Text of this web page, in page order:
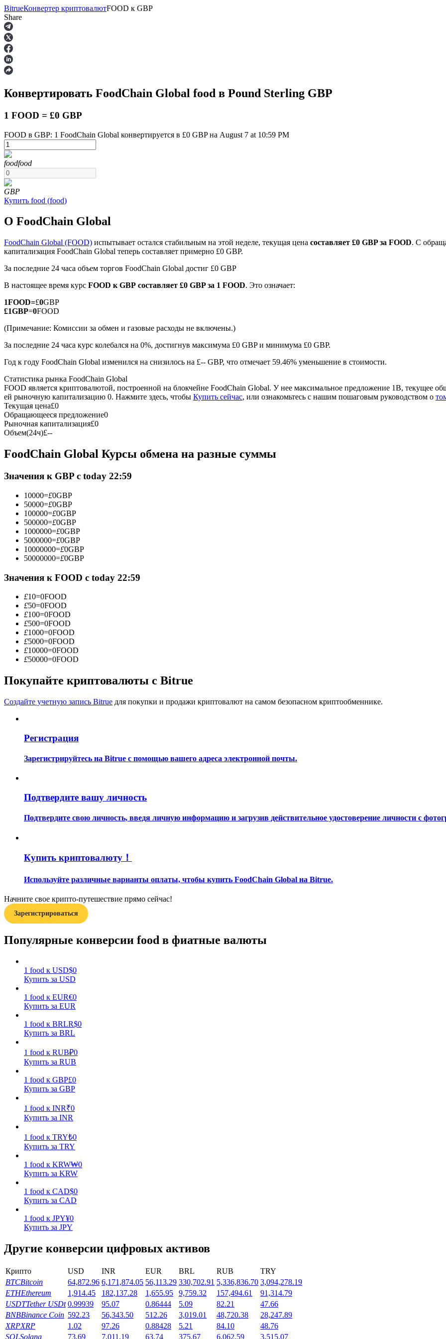
Фьючерсы
USDT-фьючерсы
Фьючерсы с использованием USDT в качестве обеспечения
Фьючерсы на COIN-M
Криптовалютные фьючерсы
Фьючерсы с использованием USDC в качестве обеспечения
Копирование торговли
Присоединяйтесь к лучшим трейдерам
Станьте копи-трейдером
Информация
Гид
Торговые стратегии
Узнайте, как оставаться прибыльным
Заработок
Получайте конкурентные награды ежедневно
BitrueКонвертер криптовалютFOOD к GBP
Share
Конвертировать FoodChain Global food в Pound Sterling GBP
1 FOOD = £0 GBP
FOOD в GBP: 1 FoodChain Global конвертируется в £0 GBP на August 7 at 10:59 PM
foodfood
GBP
Купить food (food)
О FoodChain Global
FoodChain Global (FOOD) испытывает остался стабильным на этой неделе, текущая цена составляет £0 GBP за FOOD. С
капитализация FoodChain Global теперь составляет примерно £0 GBP.
За последние 24 часа объем торгов FoodChain Global достиг £0 GBP
В настоящее время курс FOOD к GBP составляет £0 GBP за 1 FOOD. Это означает:
1FOOD=£0GBP
£1GBP=0FOOD
(Примечание: Комиссии за обмен и газовые расходы не включены.)
За последние 24 часа курс колебался на 0%, достигнув максимума £0 GBP и минимума £0 GBP.
Год к году FoodChain Global изменился на снизилось на £-- GBP, что отмечает 59.46% уменьшение в стоимости.
Статистика рынка FoodChain Global
FOOD является криптовалютой, построенной на блокчейне FoodChain Global. У нее максимальное предложение 1B, текущее
ей рыночную капитализацию 0. Нажмите здесь, чтобы Купить сейчас, или ознакомьтесь с нашим пошаговым руководством о
Текущая цена£0
Обращающееся предложение0
Рыночная капитализация£0
Объем(24ч)£--
FoodChain Global Курсы обмена на разные суммы
Значения к GBP с today 22:59
10000=£0GBP
50000=£0GBP
100000=£0GBP
500000=£0GBP
1000000=£0GBP
5000000=£0GBP
10000000=£0GBP
50000000=£0GBP
Значения к FOOD с today 22:59
£10=0FOOD
£50=0FOOD
£100=0FOOD
£500=0FOOD
£1000=0FOOD
£5000=0FOOD
£10000=0FOOD
£50000=0FOOD
Покупайте криптовалюты с Bitrue
Создайте учетную запись Bitrue для покупки и продажи криптовалют на самом безопасном криптообменнике.
Регистрация
Зарегистрируйтесь на Bitrue с помощью вашего адреса электронной почты.
Подтвердите вашу личность
Подтвердите свою личность, введя личную информацию и загрузив действительное удостоверение личности с
Купить криптовалюту！
Используйте различные варианты оплаты, чтобы купить FoodChain Global на Bitrue.
Начните свое крипто-путешествие прямо сейчас!
Зарегистрироваться
Популярные конверсии food в фиатные валюты
1 food к USD$0
Купить за USD
1 food к EUR€0
Купить за EUR
1 food к BRLR$0
Купить за BRL
1 food к RUB₽0
Купить за RUB
1 food к GBP£0
Купить за GBP
1 food к INR₹0
Купить за INR
1 food к TRY₺0
Купить за TRY
1 food к KRW₩0
Купить за KRW
1 food к CAD$0
Купить за CAD
1 food к JPY¥0
Купить за JPY
Другие конверсии цифровых активов
Крипто USD INR EUR BRL RUB
TRY
BTCBitcoin 64,872.96 6,171,874.05 56,113.29 330,702.91 5,336,836.70 3,094,278.19
ETHEthereum 1,914.45 182,137.28 1,655.95 9,759.32 157,494.61
91,314.79
USDTTether USDt 0.99939 95.07 0.86444 5.09 82.21
47.66
BNBBinance Coin 592.23 56,343.50 512.26 3,019.01 48,720.38
28,247.89
XRPXRP 1.02 97.26 0.88428 5.21 84.10
48.76
SOLSolana 73.69 7,011.19 63.74 375.67 6,062.59
3,515.07